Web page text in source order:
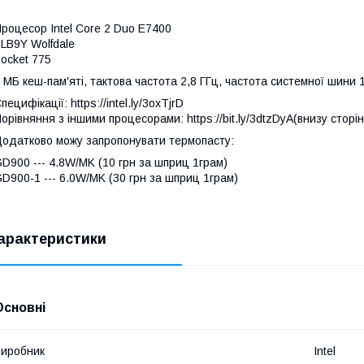
Intel Core 2 Duo E7400
Wolfdale
775
МБ кеш-пам'яті, тактова частота 2,8 ГГц, частота системної шини
https://intel.ly/3oxTjrD
з іншими процесорами: https://bit.ly/3dtzDyA(внизу
можу запропонувати термопасту:
--- 4.8W/MK (10 грн за шприц 1грам)
1 --- 6.0W/MK (30 грн за шприц 1грам)
Intel